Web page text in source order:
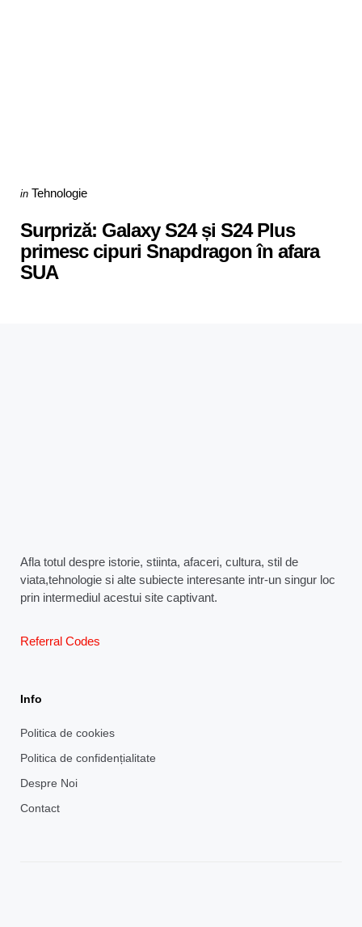
Categories
Posted
in Tehnologie
Surpriză: Galaxy S24 și S24 Plus
primesc cipuri Snapdragon în afara
SUA
Afla totul despre istorie, stiinta, afaceri, cultura, stil de
viata,tehnologie si alte subiecte interesante intr-un singur loc
prin intermediul acestui site captivant.
Referral Codes
Info
Politica de cookies
Politica de confidențialitate
Despre Noi
Contact